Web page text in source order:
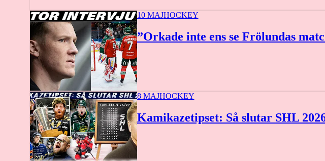
10 MAJHOCKEY
”Orkade inte ens se Frölundas
8 MAJHOCKEY
Kamikazetipset: Så slutar SHL